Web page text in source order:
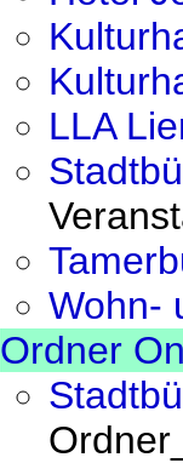
LLA
Wohn-
Ordner